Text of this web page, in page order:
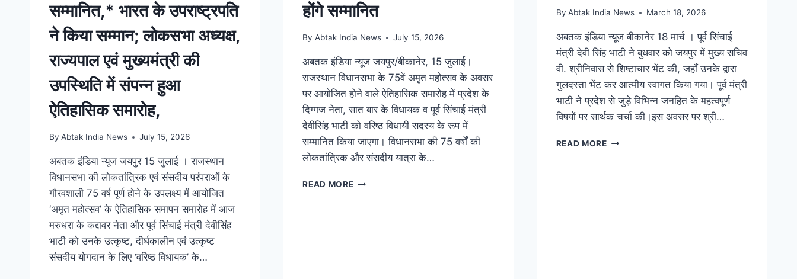
सम्मानित,* भारत के उपराष्ट्रपति
ने किया सम्मान; लोकसभा अध्यक्ष,
राज्यपाल एवं मुख्यमंत्री की
उपस्थिति में संपन्न हुआ
ऐतिहासिक समारोह,
By Abtak India News July 15, 2026
अबतक इंडिया न्यूज जयपुर 15 जुलाई । राजस्थान
विधानसभा की लोकतांत्रिक एवं संसदीय परंपराओं के
गौरवशाली 75 वर्ष पूर्ण होने के उपलक्ष्य में आयोजित
‘अमृत महोत्सव’ के ऐतिहासिक समापन समारोह में आज
मरुधरा के कद्दावर नेता और पूर्व सिंचाई मंत्री देवीसिंह
भाटी को उनके उत्कृष्ट, दीर्घकालीन एवं उत्कृष्ट
संसदीय योगदान के लिए ‘वरिष्ठ विधायक’ के…
होंगे सम्मानित
By Abtak India News July 15, 2026
अबतक इंडिया न्यूज जयपुर/बीकानेर, 15 जुलाई।
राजस्थान विधानसभा के 75वें अमृत महोत्सव के अवसर
पर आयोजित होने वाले ऐतिहासिक समारोह में प्रदेश के
दिग्गज नेता, सात बार के विधायक व पूर्व सिंचाई मंत्री
देवीसिंह भाटी को वरिष्ठ विधायी सदस्य के रूप में
सम्मानित किया जाएगा। विधानसभा की 75 वर्षों की
लोकतांत्रिक और संसदीय यात्रा के…
READ MORE
By Abtak India News March 18, 2026
अबतक इंडिया न्यूज बीकानेर 18 मार्च । पूर्व सिंचाई
मंत्री देवी सिंह भाटी ने बुधवार को जयपुर में मुख्य सचिव
वी. श्रीनिवास से शिष्टाचार भेंट की, जहाँ उनके द्वारा
गुलदस्ता भेंट कर आत्मीय स्वागत किया गया। पूर्व मंत्री
भाटी ने प्रदेश से जुड़े विभिन्न जनहित के महत्वपूर्ण
विषयों पर सार्थक चर्चा की।इस अवसर पर श्री…
READ MORE